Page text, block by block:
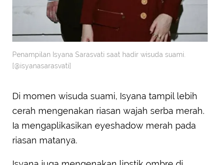
Penampilan Isyana Sarasvati saat hadir wisuda suami.
[@isyanasarasvati]
Di momen wisuda suami, Isyana tampil lebih
cerah mengenakan riasan wajah serba merah.
Ia mengaplikasikan eyeshadow merah pada
riasan matanya.